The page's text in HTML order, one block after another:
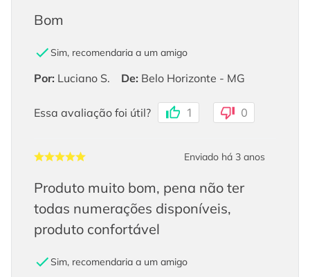
Bom
Sim, recomendaria a um amigo
Por: Luciano S. De: Belo Horizonte - MG
Essa avaliação foi útil? 1 0
Enviado há 3 anos
Produto muito bom, pena não ter
todas numerações disponíveis,
produto confortável
Sim, recomendaria a um amigo